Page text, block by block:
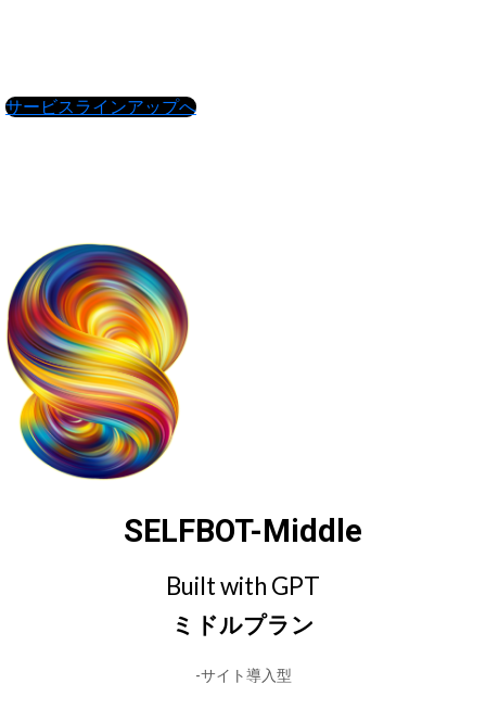
サービスラインアップへ
SELFBOT-Middle
Built with GPT
ミドルプラン
-サイト導入型